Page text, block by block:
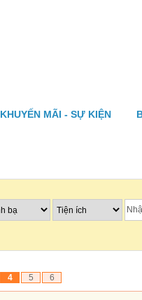
KHUYẾN MÃI - SỰ KIỆN
4 5 6